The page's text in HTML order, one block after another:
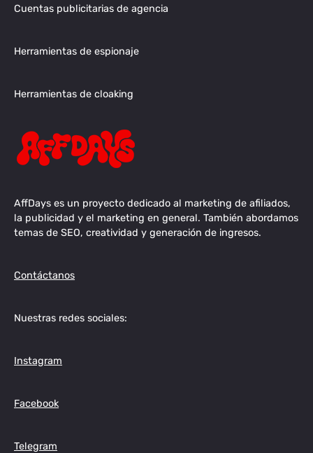
Cuentas publicitarias de agencia
Herramientas de espionaje
Herramientas de cloaking
AffDays es un proyecto dedicado al marketing de afiliados,
la publicidad y el marketing en general. También abordamos
temas de SEO, creatividad y generación de ingresos.
Contáctanos
Nuestras redes sociales:
Instagram
Facebook
Telegram